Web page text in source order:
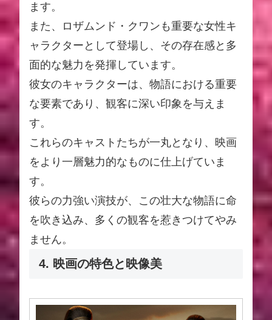
ます。
また、ロザムンド・クワンも重要な女性キ
ャラクターとして登場し、その存在感と多
面的な魅力を発揮しています。
彼女のキャラクターは、物語における重要
な要素であり、観客に深い印象を与えま
す。
これらのキャストたちが一丸となり、映画
をより一層魅力的なものに仕上げていま
す。
彼らの力強い演技が、この壮大な物語に命
を吹き込み、多くの観客を惹きつけてやみ
ません。
4. 映画の特色と映像美